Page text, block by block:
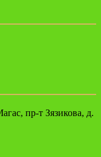
пр-т Зязикова, д.